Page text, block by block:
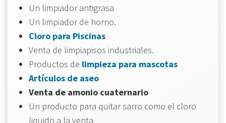
Un limpiador antigrasa
Un limpiador de horno.
Cloro para Piscinas
Venta de limpiapisos industriales.
Productos de limpieza para mascotas
Artículos de aseo
Venta de amonio cuaternario
Un producto para quitar sarro como el cloro
liquido a la venta.